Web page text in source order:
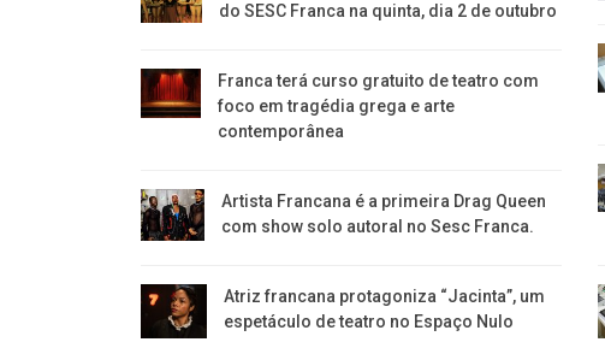
do SESC Franca na quinta, dia 2 de outubro
Franca terá curso gratuito de teatro com
foco em tragédia grega e arte
contemporânea
Artista Francana é a primeira Drag Queen
com show solo autoral no Sesc Franca.
Atriz francana protagoniza “Jacinta”, um
espetáculo de teatro no Espaço Nulo